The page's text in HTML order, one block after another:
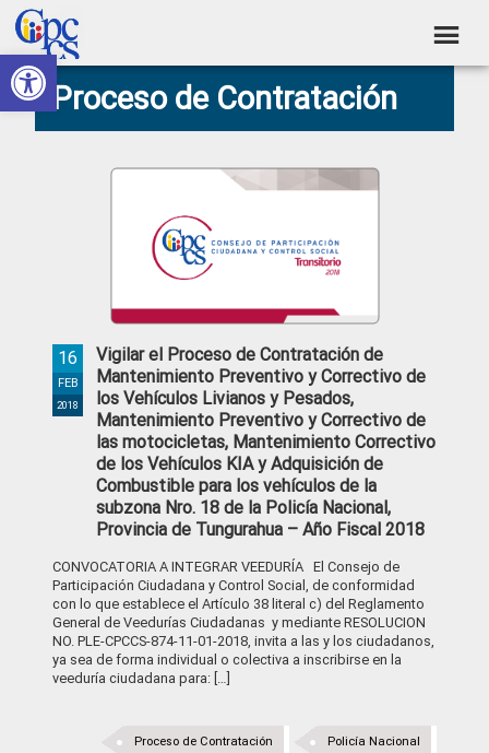
Abrir barra de herramientas
Skip
to
primary
navigation
Skip
to
main
content
Skip
to
primary
sidebar
Skip
to
footer
Consejo
de
Ciudadana
Construyendo
Poder
Ciudadano
Proceso de Contratación
Vigilar el Proceso de Contratación de
Mantenimiento Preventivo y Correctivo de
los Vehículos Livianos y Pesados,
Mantenimiento Preventivo y Correctivo de
las motocicletas, Mantenimiento Correctivo
de los Vehículos KIA y Adquisición de
Combustible para los vehículos de la
subzona Nro. 18 de la Policía Nacional,
Provincia de Tungurahua – Año Fiscal 2018
16
FEB
2018
CONVOCATORIA A INTEGRAR VEEDURÍA El Consejo de
Participación Ciudadana y Control Social, de conformidad
con lo que establece el Artículo 38 literal c) del Reglamento
General de Veedurías Ciudadanas y mediante RESOLUCION
NO. PLE-CPCCS-874-11-01-2018, invita a las y los ciudadanos,
ya sea de forma individual o colectiva a inscribirse en la
veeduría ciudadana para: […]
Policía Nacional
Proceso de Contratación